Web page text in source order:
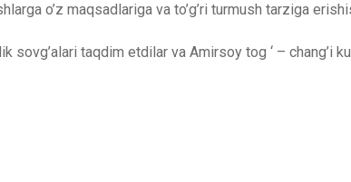
o’z maqsadlariga va to’g’ri turmush tarziga
taqdim etdilar va Amirsoy tog ‘ – chang’i